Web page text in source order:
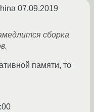
07.09.2019
сборка
памяти, то